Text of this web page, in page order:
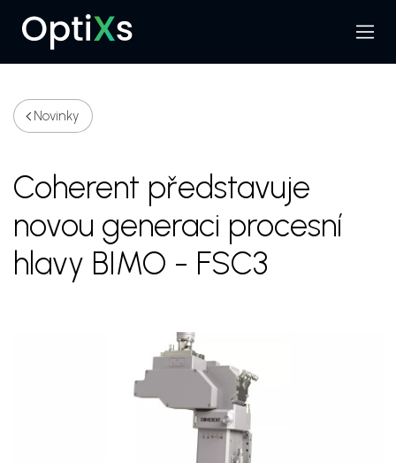
Hledat
Menu
Novinky
Coherent představuje
novou generaci procesní
hlavy BIMO - FSC3